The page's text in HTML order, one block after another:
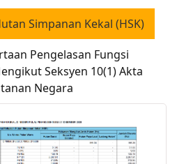
Simpanan Kekal (HSK)
Pengelasan Fungsi
Seksyen 10(1) Akta
Negara